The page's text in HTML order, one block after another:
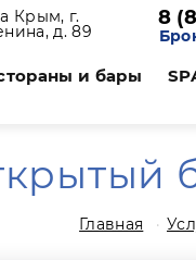
Крым, г.
д. 89
8
и бары
Главная